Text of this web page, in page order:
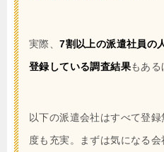
実際、7割以上の派遣社員の
登録している調査結果もある
以下の派遣会社はすべて登
度も充実。まずは気になる